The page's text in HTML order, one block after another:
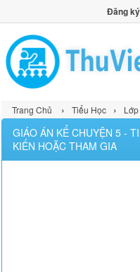
Đăng ký
Trang Chủ › Tiểu Học › Lớp
GIÁO ÁN KỂ CHUYỆN 5 -
KIẾN HOẶC THAM GIA